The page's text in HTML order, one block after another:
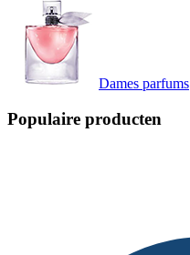
Dames parfums
Populaire producten